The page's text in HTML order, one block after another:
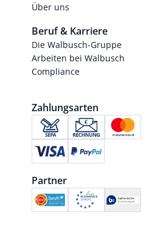
Über uns
Beruf & Karriere
Die Walbusch-Gruppe
Arbeiten bei Walbusch
Compliance
Zahlungsarten
Partner